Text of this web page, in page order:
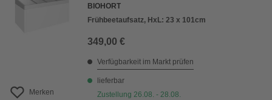
Merken
BIOHORT
Frühbeetaufsatz, HxL: 23 x 101cm
349,00 €
Verfügbarkeit im Markt prüfen
lieferbar
Zustellung 26.08. - 28.08.